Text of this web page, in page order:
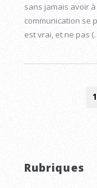
sans jamais avoir
communication se
est vrai, et ne pas
1
Rubriques